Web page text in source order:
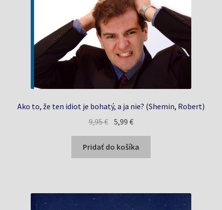
Ako to, že ten idiot je bohatý, a ja nie? (Shemin, Robert)
9,95€ Pôvodná
bola:
9,95 €.
5,99€Aktuálna
je:
5,99 €.
Pridať do košíka